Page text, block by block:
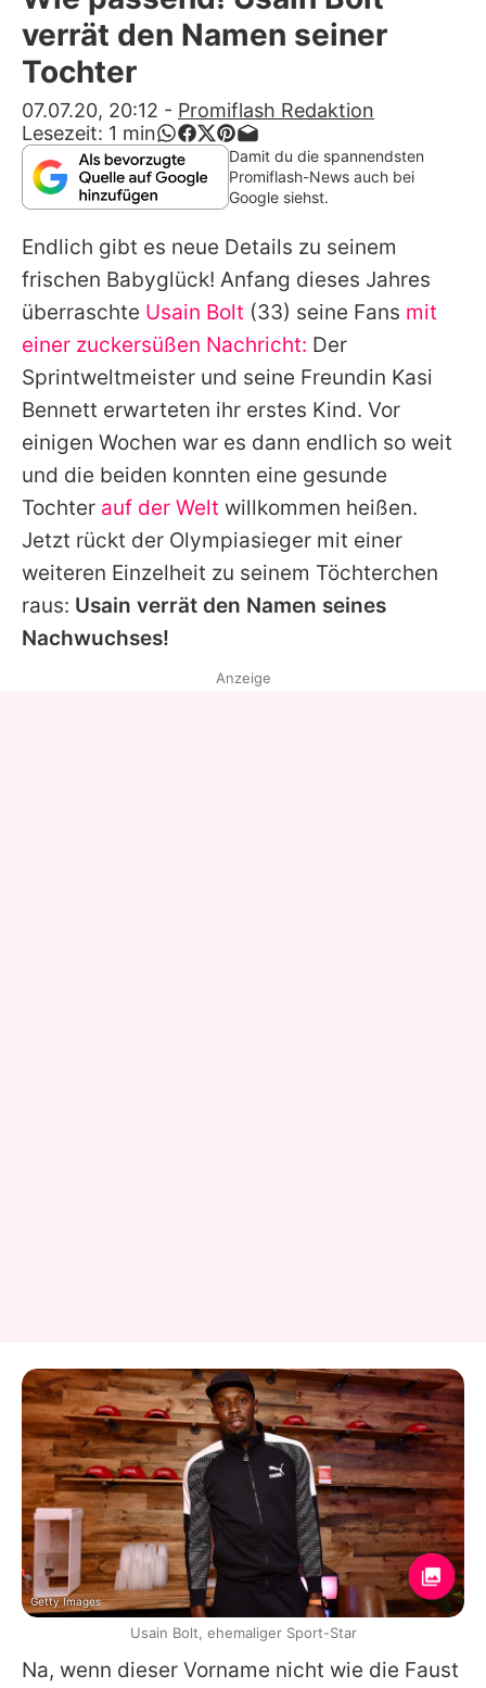
Alle Themen auf Promiflash
App runterladen
Team
Redaktionelle Richtlinien
Impressum
Datenschutzerklärung
Nutzungsbedingungen
Utiq verwalten
verrät den Namen seiner
Tochter
07.07.20, 20:12 - Promiflash Redaktion
Lesezeit: 1 min
Damit du die spannendsten
Promiflash-News auch bei
Google siehst.
Endlich gibt es neue Details zu seinem
frischen Babyglück! Anfang dieses Jahres
überraschte Usain Bolt (33) seine Fans mit
einer zuckersüßen Nachricht: Der
Sprintweltmeister und seine Freundin Kasi
Bennett erwarteten ihr erstes Kind. Vor
einigen Wochen war es dann endlich so weit
und die beiden konnten eine gesunde
Tochter auf der Welt willkommen heißen.
Jetzt rückt der Olympiasieger mit einer
weiteren Einzelheit zu seinem Töchterchen
raus: Usain verrät den Namen seines
Nachwuchses!
Na, wenn dieser Vorname nicht wie die Faust
Anzeige
Getty Images
Usain Bolt, ehemaliger Sport-Star